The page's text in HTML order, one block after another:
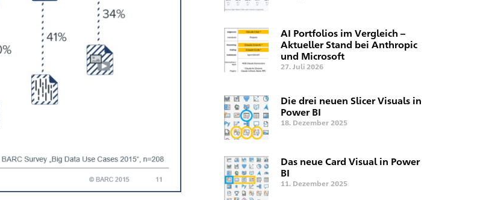
AI Portfolios im Vergleich –
Aktueller Stand bei Anthropic
und Microsoft
27. Juli 2026
Die drei neuen Slicer Visuals in
Power BI
18. Dezember 2025
Das neue Card Visual in Power
BI
11. Dezember 2025